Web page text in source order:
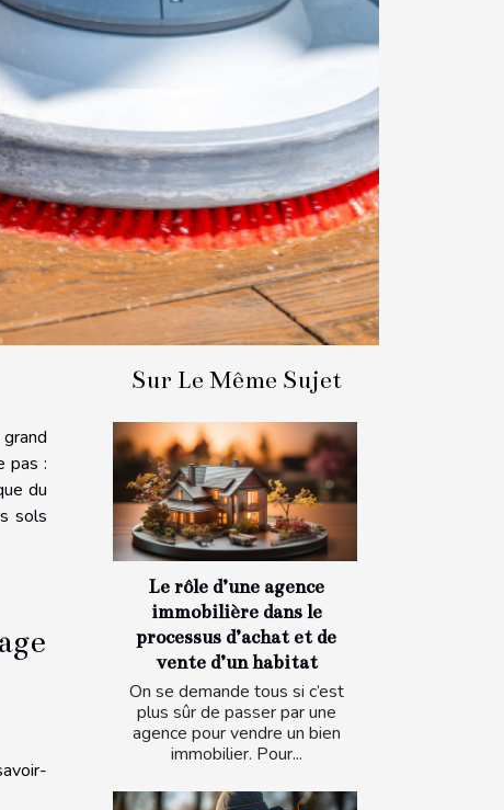
pas :
du
sols
Sur Le Même Sujet
Le rôle d’une agence
immobilière dans le
processus d’achat et de
vente d’un habitat
On se demande tous si c’est
plus sûr de passer par une
agence pour vendre un bien
immobilier. Pour...